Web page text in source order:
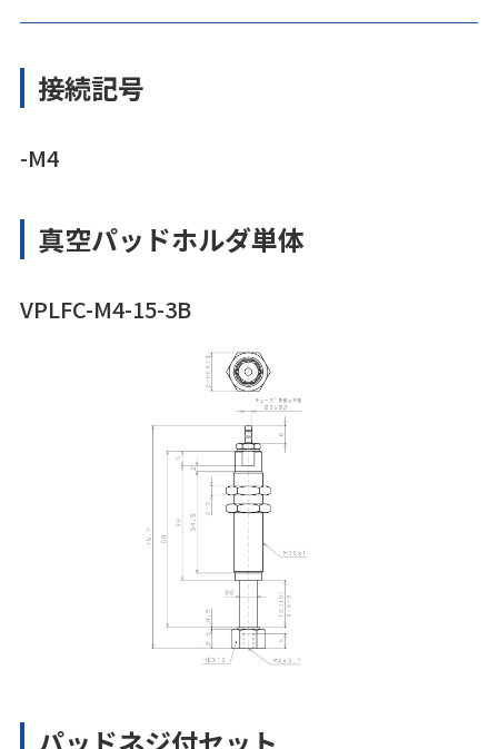
接続記号
-M4
真空パッドホルダ単体
VPLFC-M4-15-3B